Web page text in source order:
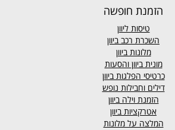
הזמנת חופשה
טיסות ליוון
השכרת רכב ביוון
מלונות ביוון
מונית ביוון והסעות
כרטיסי הפלגות ביוון
דילים וחבילות נופש
הזמנת וילה ביוון
אטרקציות ביוון
המלצה על מלונות